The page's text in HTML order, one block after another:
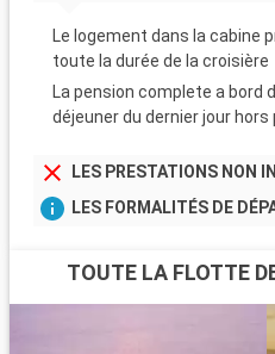
Le logement dans la cabine
toute la durée de la croisière
La pension complete a bord
déjeuner du dernier jour
LES PRESTATIONS NON
LES FORMALITÉS DE
TOUTE LA FLOTTE